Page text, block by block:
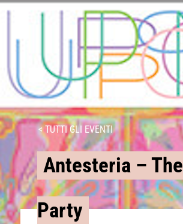
< TUTTI GLI EVENTI
Antesteria – The
Party